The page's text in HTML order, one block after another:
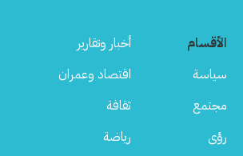
الأقسام
أخبار وتقارير
سياسة
اقتصاد وعمران
مجتمع
ثقافة
رؤى
رياضة